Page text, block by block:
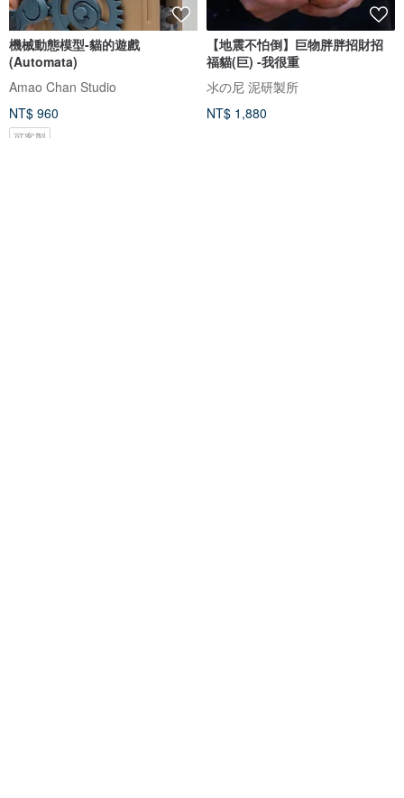
機械動態模型-貓的遊戲
(Automata)
Amao Chan Studio
NT$ 960
可客製
【地震不怕倒】巨物胖胖招財招
福貓(巨) -我很重
氺の尼 泥研製所
NT$ 1,880